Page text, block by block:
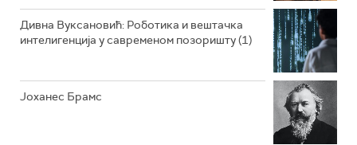
АРХИВ
Дивна Вуксановић: Роботика и вештачка
интелигенција у савременом позоришту (1)
Јоханес Брамс